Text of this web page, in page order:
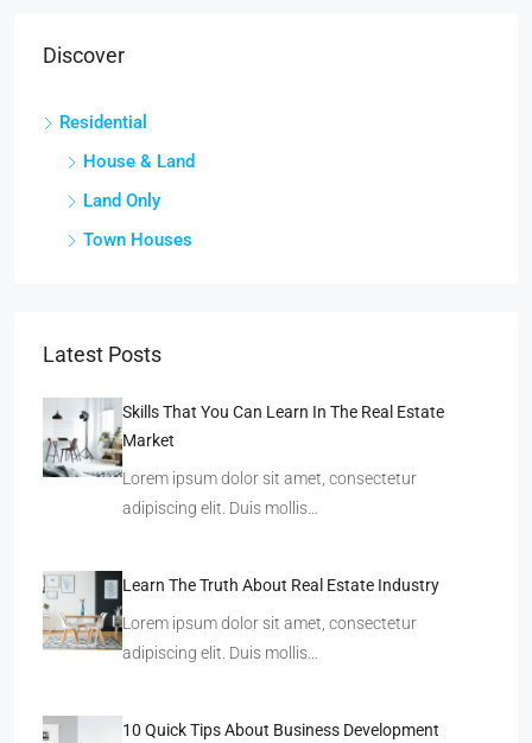
Discover
Residential
House & Land
Land Only
Town Houses
Latest Posts
Skills That You Can Learn In The Real Estate
Market
Lorem ipsum dolor sit amet, consectetur
adipiscing elit. Duis mollis…
Learn The Truth About Real Estate Industry
Lorem ipsum dolor sit amet, consectetur
adipiscing elit. Duis mollis…
10 Quick Tips About Business Development